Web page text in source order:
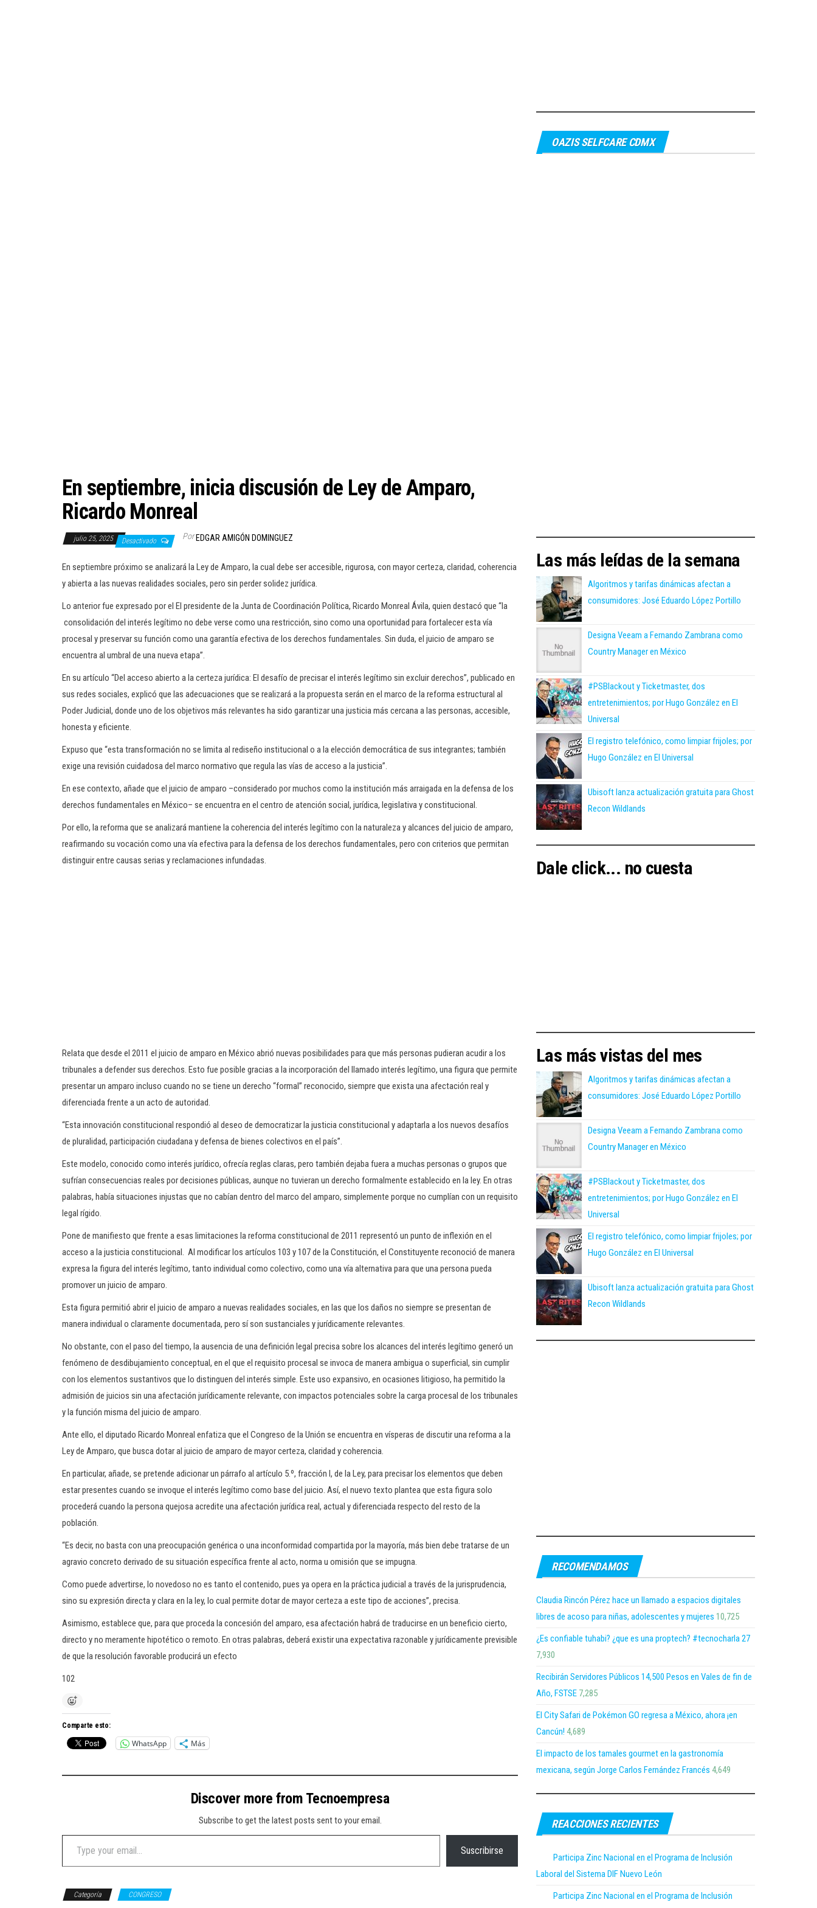
En septiembre, inicia discusión de Ley de Amparo,
Ricardo Monreal
julio 25, 2025 Desactivado Por EDGAR AMIGÓN DOMINGUEZ
En septiembre próximo se analizará la Ley de Amparo, la cual debe ser accesible, rigurosa, con mayor certeza, claridad, coherencia
y abierta a las nuevas realidades sociales, pero sin perder solidez jurídica.
Lo anterior fue expresado por el El presidente de la Junta de Coordinación Política, Ricardo Monreal Ávila, quien destacó que “la
consolidación del interés legítimo no debe verse como una restricción, sino como una oportunidad para fortalecer esta vía
procesal y preservar su función como una garantía efectiva de los derechos fundamentales. Sin duda, el juicio de amparo se
encuentra al umbral de una nueva etapa”.
En su artículo “Del acceso abierto a la certeza jurídica: El desafío de precisar el interés legítimo sin excluir derechos”, publicado en
sus redes sociales, explicó que las adecuaciones que se realizará a la propuesta serán en el marco de la reforma estructural al
Poder Judicial, donde uno de los objetivos más relevantes ha sido garantizar una justicia más cercana a las personas, accesible,
honesta y eficiente.
Expuso que “esta transformación no se limita al rediseño institucional o a la elección democrática de sus integrantes; también
exige una revisión cuidadosa del marco normativo que regula las vías de acceso a la justicia”.
En ese contexto, añade que el juicio de amparo –considerado por muchos como la institución más arraigada en la defensa de los
derechos fundamentales en México– se encuentra en el centro de atención social, jurídica, legislativa y constitucional.
Por ello, la reforma que se analizará mantiene la coherencia del interés legítimo con la naturaleza y alcances del juicio de amparo,
reafirmando su vocación como una vía efectiva para la defensa de los derechos fundamentales, pero con criterios que permitan
distinguir entre causas serias y reclamaciones infundadas.
Relata que desde el 2011 el juicio de amparo en México abrió nuevas posibilidades para que más personas pudieran acudir a los
tribunales a defender sus derechos. Esto fue posible gracias a la incorporación del llamado interés legítimo, una figura que permite
presentar un amparo incluso cuando no se tiene un derecho “formal” reconocido, siempre que exista una afectación real y
diferenciada frente a un acto de autoridad.
“Esta innovación constitucional respondió al deseo de democratizar la justicia constitucional y adaptarla a los nuevos desafíos
de pluralidad, participación ciudadana y defensa de bienes colectivos en el país”.
Este modelo, conocido como interés jurídico, ofrecía reglas claras, pero también dejaba fuera a muchas personas o grupos que
sufrían consecuencias reales por decisiones públicas, aunque no tuvieran un derecho formalmente establecido en la ley. En otras
palabras, había situaciones injustas que no cabían dentro del marco del amparo, simplemente porque no cumplían con un requisito
legal rígido.
Pone de manifiesto que frente a esas limitaciones la reforma constitucional de 2011 representó un punto de inflexión en el
acceso a la justicia constitucional. Al modificar los artículos 103 y 107 de la Constitución, el Constituyente reconoció de manera
expresa la figura del interés legítimo, tanto individual como colectivo, como una vía alternativa para que una persona pueda
promover un juicio de amparo.
Esta figura permitió abrir el juicio de amparo a nuevas realidades sociales, en las que los daños no siempre se presentan de
manera individual o claramente documentada, pero sí son sustanciales y jurídicamente relevantes.
No obstante, con el paso del tiempo, la ausencia de una definición legal precisa sobre los alcances del interés legítimo generó un
fenómeno de desdibujamiento conceptual, en el que el requisito procesal se invoca de manera ambigua o superficial, sin cumplir
con los elementos sustantivos que lo distinguen del interés simple. Este uso expansivo, en ocasiones litigioso, ha permitido la
admisión de juicios sin una afectación jurídicamente relevante, con impactos potenciales sobre la carga procesal de los tribunales
y la función misma del juicio de amparo.
Ante ello, el diputado Ricardo Monreal enfatiza que el Congreso de la Unión se encuentra en vísperas de discutir una reforma a la
Ley de Amparo, que busca dotar al juicio de amparo de mayor certeza, claridad y coherencia.
En particular, añade, se pretende adicionar un párrafo al artículo 5.º, fracción I, de la Ley, para precisar los elementos que deben
estar presentes cuando se invoque el interés legítimo como base del juicio. Así, el nuevo texto plantea que esta figura solo
procederá cuando la persona quejosa acredite una afectación jurídica real, actual y diferenciada respecto del resto de la
población.
“Es decir, no basta con una preocupación genérica o una inconformidad compartida por la mayoría, más bien debe tratarse de un
agravio concreto derivado de su situación específica frente al acto, norma u omisión que se impugna.
Como puede advertirse, lo novedoso no es tanto el contenido, pues ya opera en la práctica judicial a través de la jurisprudencia,
sino su expresión directa y clara en la ley, lo cual permite dotar de mayor certeza a este tipo de acciones”, precisa.
Asimismo, establece que, para que proceda la concesión del amparo, esa afectación habrá de traducirse en un beneficio cierto,
directo y no meramente hipotético o remoto. En otras palabras, deberá existir una expectativa razonable y jurídicamente previsible
de que la resolución favorable producirá un efecto
102
Comparte esto:
WhatsApp Más
Discover more from Tecnoempresa
Subscribe to get the latest posts sent to your email.
Type your email…
Suscribirse
Categoría CONGRESO
OAZIS SELFCARE CDMX
Las más leídas de la semana
Algoritmos y tarifas dinámicas afectan a
consumidores: José Eduardo López Portillo
Designa Veeam a Fernando Zambrana como
Country Manager en México
#PSBlackout y Ticketmaster, dos
entretenimientos; por Hugo González en El
Universal
El registro telefónico, como limpiar frijoles; por
Hugo González en El Universal
Ubisoft lanza actualización gratuita para Ghost
Recon Wildlands
Dale click... no cuesta
Las más vistas del mes
Algoritmos y tarifas dinámicas afectan a
consumidores: José Eduardo López Portillo
Designa Veeam a Fernando Zambrana como
Country Manager en México
#PSBlackout y Ticketmaster, dos
entretenimientos; por Hugo González en El
Universal
El registro telefónico, como limpiar frijoles; por
Hugo González en El Universal
Ubisoft lanza actualización gratuita para Ghost
Recon Wildlands
RECOMENDAMOS
Claudia Rincón Pérez hace un llamado a espacios digitales
libres de acoso para niñas, adolescentes y mujeres 10,725
¿Es confiable tuhabi? ¿que es una proptech? #tecnocharla 27
7,930
Recibirán Servidores Públicos 14,500 Pesos en Vales de fin de
Año, FSTSE 7,285
El City Safari de Pokémon GO regresa a México, ahora ¡en
Cancún! 4,689
El impacto de los tamales gourmet en la gastronomía
mexicana, según Jorge Carlos Fernández Francés 4,649
REACCIONES RECIENTES
Participa Zinc Nacional en el Programa de Inclusión
Laboral del Sistema DIF Nuevo León
Participa Zinc Nacional en el Programa de Inclusión